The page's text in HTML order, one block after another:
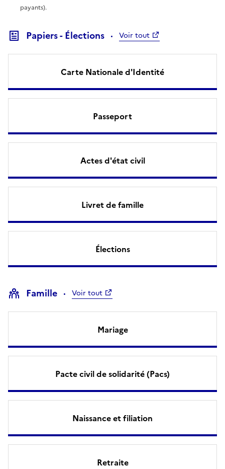
payants).
Papiers - Élections Voir tout
Carte Nationale d'Identité
Passeport
Actes d'état civil
Livret de famille
Élections
Famille Voir tout
Mariage
Pacte civil de solidarité (Pacs)
Naissance et filiation
Retraite